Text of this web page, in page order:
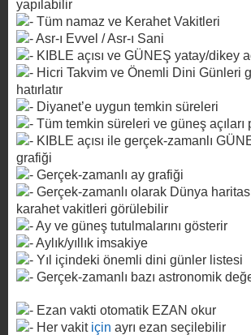
yapılabilir
Tüm namaz ve Kerahet Vakitleri
Asr-ı Evvel / Asr-ı Sani
KIBLE açısı ve GÜNEŞ yatay/dikey
Hicri Takvim ve Önemli Dini Günleri
hatırlatır
Diyanet’e uygun temkin süreleri
Tüm temkin süreleri ve güneş
KIBLE açısı ile gerçek-zamanlı
grafiği
Gerçek-zamanlı ay grafiği
Gerçek-zamanlı olarak Dünya
karahet vakitleri görülebilir
Ay ve güneş tutulmalarını gösterir
Aylık/yıllık imsakiye
Yıl içindeki önemli dini günler listesi
Gerçek-zamanlı bazı astronomik
Ezan vakti otomatik EZAN okur
Her vakit için ayrı ezan seçilebilir